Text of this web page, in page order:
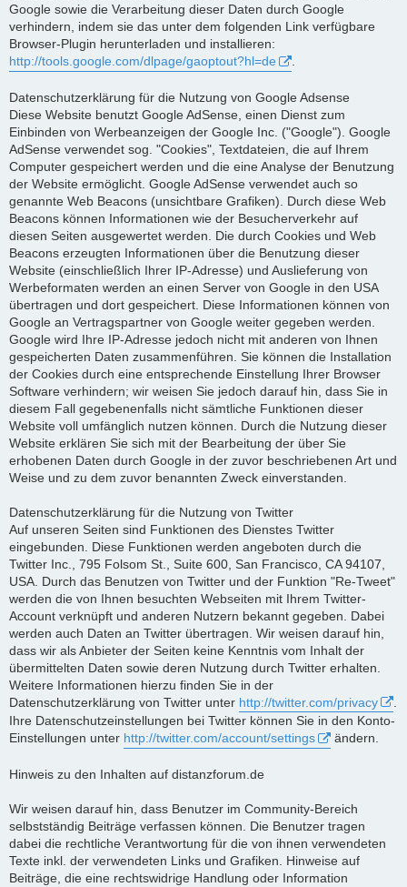
Google sowie die Verarbeitung dieser Daten durch Google
verhindern, indem sie das unter dem folgenden Link verfügbare
Browser-Plugin herunterladen und installieren:
http://tools.google.com/dlpage/gaoptout?hl=de
Datenschutzerklärung für die Nutzung von Google Adsense
Diese Website benutzt Google AdSense, einen Dienst zum
Einbinden von Werbeanzeigen der Google Inc. ("Google"). Google
AdSense verwendet sog. "Cookies", Textdateien, die auf Ihrem
Computer gespeichert werden und die eine Analyse der Benutzung
der Website ermöglicht. Google AdSense verwendet auch so
genannte Web Beacons (unsichtbare Grafiken). Durch diese Web
Beacons können Informationen wie der Besucherverkehr auf
diesen Seiten ausgewertet werden. Die durch Cookies und Web
Beacons erzeugten Informationen über die Benutzung dieser
Website (einschließlich Ihrer IP-Adresse) und Auslieferung von
Werbeformaten werden an einen Server von Google in den USA
übertragen und dort gespeichert. Diese Informationen können von
Google an Vertragspartner von Google weiter gegeben werden.
Google wird Ihre IP-Adresse jedoch nicht mit anderen von Ihnen
gespeicherten Daten zusammenführen. Sie können die Installation
der Cookies durch eine entsprechende Einstellung Ihrer Browser
Software verhindern; wir weisen Sie jedoch darauf hin, dass Sie in
diesem Fall gegebenenfalls nicht sämtliche Funktionen dieser
Website voll umfänglich nutzen können. Durch die Nutzung dieser
Website erklären Sie sich mit der Bearbeitung der über Sie
erhobenen Daten durch Google in der zuvor beschriebenen Art und
Weise und zu dem zuvor benannten Zweck einverstanden.
Datenschutzerklärung für die Nutzung von Twitter
Auf unseren Seiten sind Funktionen des Dienstes Twitter
eingebunden. Diese Funktionen werden angeboten durch die
Twitter Inc., 795 Folsom St., Suite 600, San Francisco, CA 94107,
USA. Durch das Benutzen von Twitter und der Funktion "Re-Tweet"
werden die von Ihnen besuchten Webseiten mit Ihrem Twitter-
Account verknüpft und anderen Nutzern bekannt gegeben. Dabei
werden auch Daten an Twitter übertragen. Wir weisen darauf hin,
dass wir als Anbieter der Seiten keine Kenntnis vom Inhalt der
übermittelten Daten sowie deren Nutzung durch Twitter erhalten.
Weitere Informationen hierzu finden Sie in der
Datenschutzerklärung von Twitter unter http://twitter.com/privacy
Ihre Datenschutzeinstellungen bei Twitter können Sie in den Konto-
Einstellungen unter http://twitter.com/account/settings ändern.
Hinweis zu den Inhalten auf distanzforum.de
Wir weisen darauf hin, dass Benutzer im Community-Bereich
selbstständig Beiträge verfassen können. Die Benutzer tragen
dabei die rechtliche Verantwortung für die von ihnen verwendeten
Texte inkl. der verwendeten Links und Grafiken. Hinweise auf
Beiträge, die eine rechtswidrige Handlung oder Information